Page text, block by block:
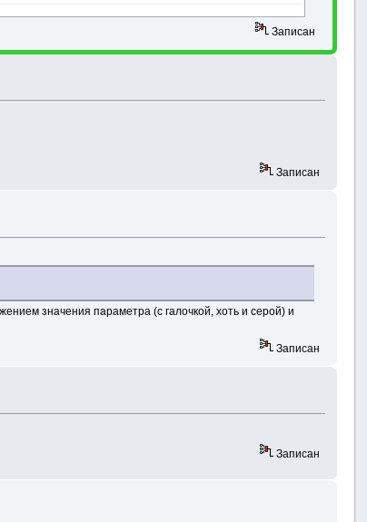
Записан
Записан
значения параметра (с галочкой, хоть и серой) и
Записан
Записан